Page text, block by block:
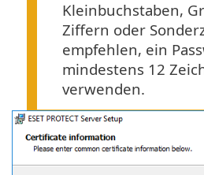
Kleinbuchstaben,
Ziffern oder
empfehlen, ein
mindestens 12
verwenden.